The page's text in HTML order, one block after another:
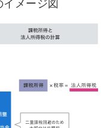
メージ図